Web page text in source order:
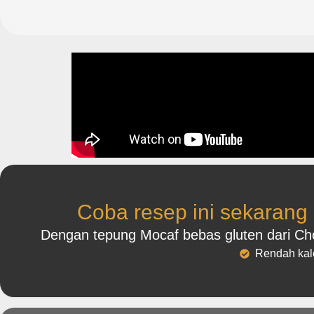
Coba resep ini
Dengan tepung Mocaf bebas gluten dari
Rendah